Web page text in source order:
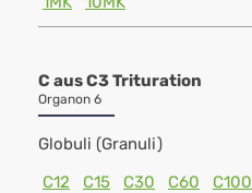
C aus C3 Trituration
Organon 6
Globuli (Granuli)
C12
C15 C30 C60 C100